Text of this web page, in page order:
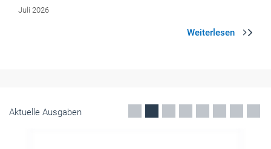
Juli 2026
Aktuelle Ausgaben